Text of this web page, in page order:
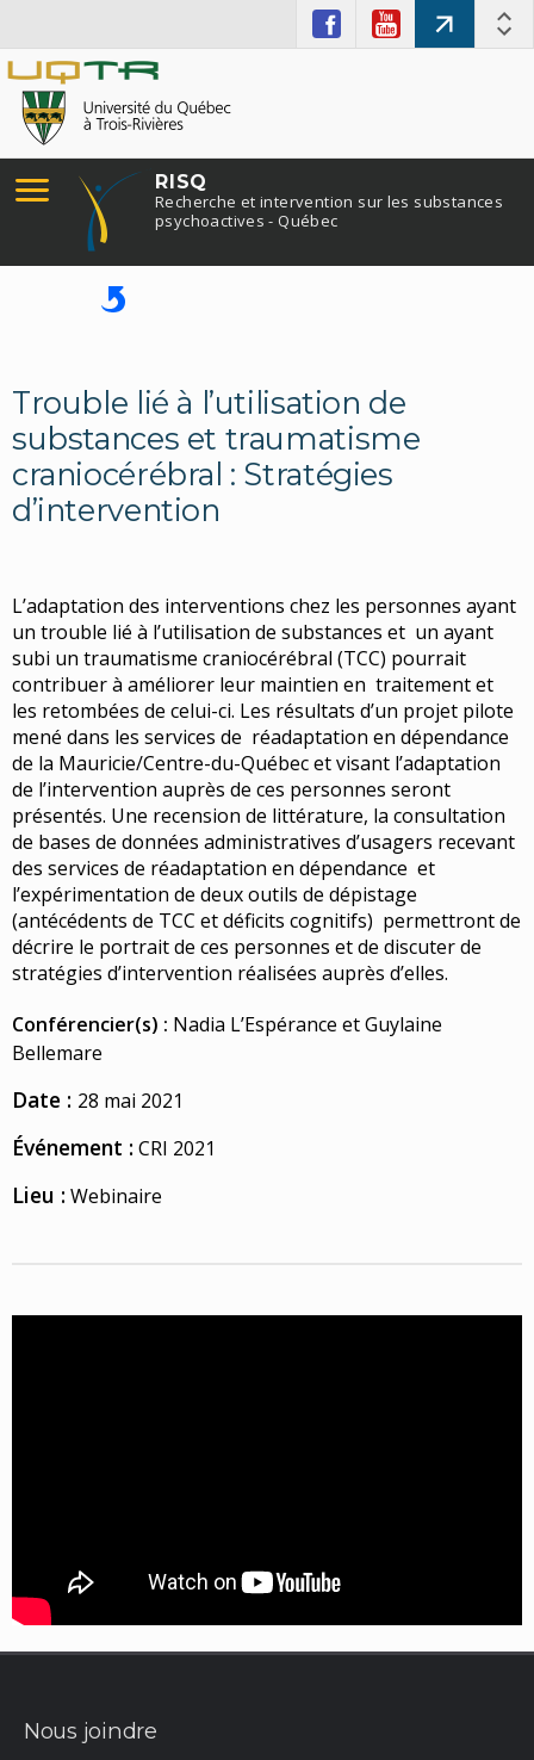
RISQ
Recherche et intervention sur les substances
psychoactives - Québec
Trouble lié à l’utilisation de
substances et traumatisme
craniocérébral : Stratégies
d’intervention
L’adaptation des interventions chez les personnes ayant
un trouble lié à l’utilisation de substances et un ayant
subi un traumatisme craniocérébral (TCC) pourrait
contribuer à améliorer leur maintien en traitement et
les retombées de celui-ci. Les résultats d’un projet pilote
mené dans les services de réadaptation en dépendance
de la Mauricie/Centre-du-Québec et visant l’adaptation
de l’intervention auprès de ces personnes seront
présentés. Une recension de littérature, la consultation
de bases de données administratives d’usagers recevant
des services de réadaptation en dépendance et
l’expérimentation de deux outils de dépistage
(antécédents de TCC et déficits cognitifs) permettront de
décrire le portrait de ces personnes et de discuter de
stratégies d’intervention réalisées auprès d’elles.
Conférencier(s) : Nadia L’Espérance et Guylaine
Bellemare
Date : 28 mai 2021
Événement : CRI 2021
Lieu : Webinaire
Nous joindre